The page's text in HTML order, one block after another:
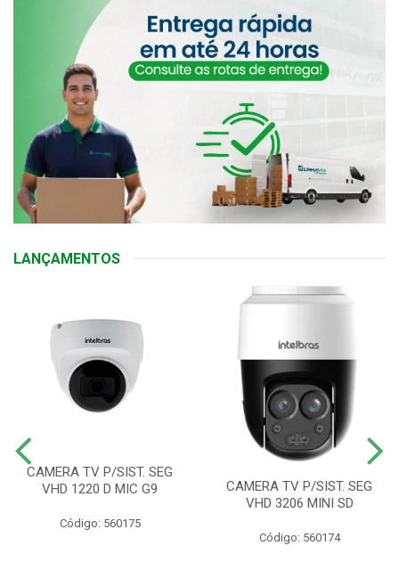
LANÇAMENTOS
CAMERA TV P/SIST. SEG
VHD 1220 D MIC G9
Código: 560175
CAMERA TV P/SIST. SEG
VHD 3206 MINI SD
Código: 560174